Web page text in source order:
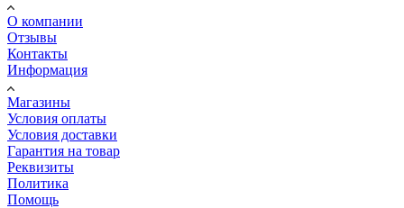
О компании
Отзывы
Контакты
Информация
Магазины
Условия оплаты
Условия доставки
Гарантия на товар
Реквизиты
Политика
Помощь